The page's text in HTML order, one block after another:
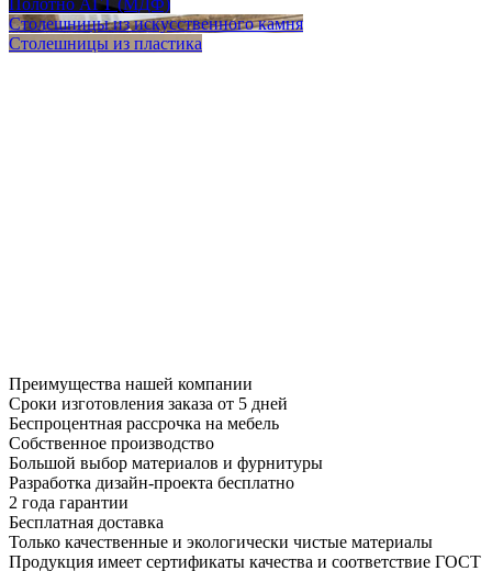
Столешницы из искусственного камня
Столешницы из пластика
Преимущества нашей компании
Сроки изготовления заказа от 5 дней
Беспроцентная рассрочка на мебель
Собственное производство
Большой выбор материалов и фурнитуры
Разработка дизайн-проекта бесплатно
2 года гарантии
Бесплатная доставка
Только качественные и экологически чистые материалы
Продукция имеет сертификаты качества и соответствие ГОСТ